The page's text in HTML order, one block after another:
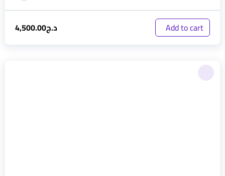
د.ج4,500.00 Add to cart